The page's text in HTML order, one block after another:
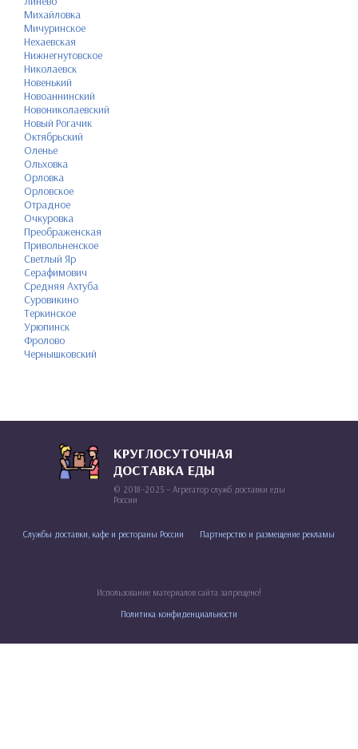
Михайловка
Мичуринское
Нехаевская
Нижнегнутовское
Николаевск
Новенький
Новоаннинский
Новониколаевский
Новый Рогачик
Октябрьский
Оленье
Ольховка
Орловка
Орловское
Отрадное
Очкуровка
Преображенская
Привольненское
Светлый Яр
Серафимович
Средняя Ахтуба
Суровикино
Теркинское
Урюпинск
Фролово
Чернышковский
КРУГЛОСУТОЧНАЯ
ДОСТАВКА ЕДЫ
© 2018–2025 – Агрегатор служб доставки еды
России
Службы доставки, кафе и рестораны России Партнерство и размещение рекламы
Использование материалов сайта запрещено!
Политика конфиденциальности